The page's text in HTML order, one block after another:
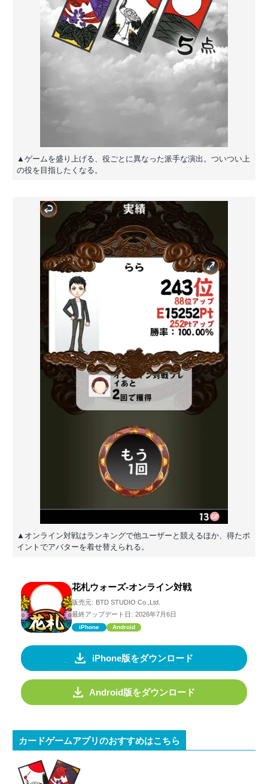
▲ゲームを盛り上げる、役ごとに異なった派手な演出。ついつい上
の役を目指したくなる。
▲オンライン対戦はランキングで他ユーザーと競えるほか、得たポ
イントでアバターを着せ替えられる。
花札ウォーズ-オンライン対戦
販売元: BTD STUDIO Co.,Ltd.
最終アップデート日: 2026年7月6日
iPhone Android
iPhone版をダウンロード
Android版をダウンロード
カードゲームアプリのおすすめはこちら